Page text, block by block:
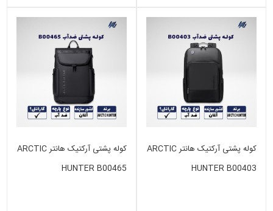
کوله پشتی آرکتیک هانتر ARCTIC
HUNTER B00403
کوله پشتی آرکتیک هانتر ARCTIC
HUNTER B00465